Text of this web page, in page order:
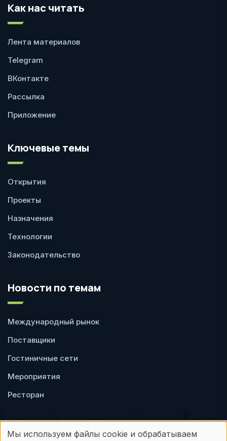
Как нас читать
Лента материалов
Telegram
ВКонтакте
Рассылка
Приложение
Ключевые темы
Открытия
Проекты
Назначения
Технологии
Законодательство
Новости по темам
Международный рынок
Поставщики
Гостиничные сети
Мероприятия
Ресторан
Мы используем файлы cookie и обрабатываем